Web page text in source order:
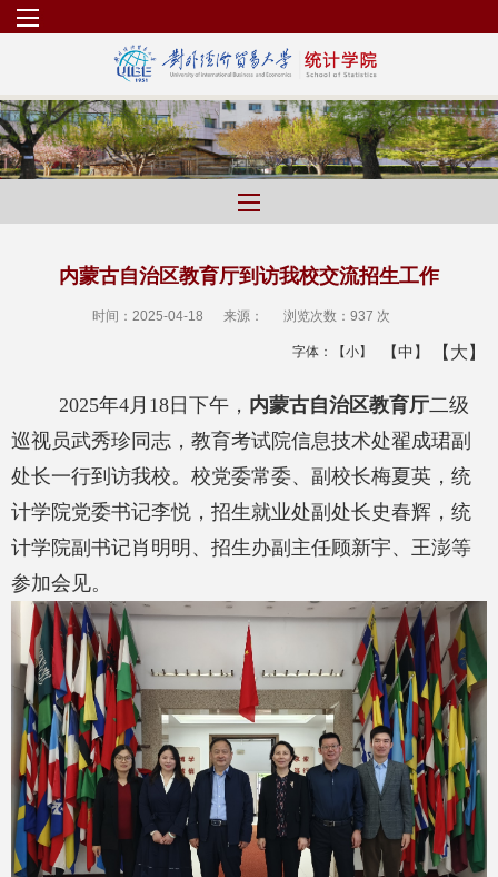
内蒙古自治区教育厅到访我校交流招生工作
时间：2025-04-18 来源： 浏览次数： 937 次
字体： 【小】 【中】 【大】
2025年4月 18 日下午， 内蒙古自治区教育厅二级
巡视员武秀珍同志，教育考试院信息技术处翟成珺副
处长一行到访我校。校党委常委、副校长梅夏英，统
计学院党委书记李悦，招生就业处副处长史春辉，统
计学院副书记肖明明、招生办副主任顾新宇、王澎等
参加会见。